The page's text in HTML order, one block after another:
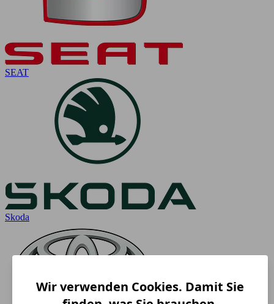
SEAT
Skoda
Wir verwenden Cookies. Damit Sie